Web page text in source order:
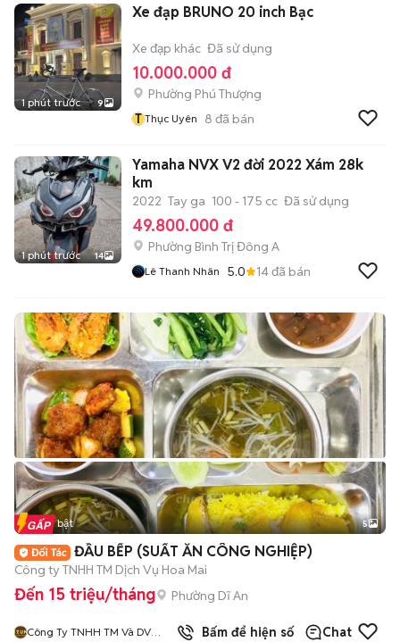
1 phút trước 9
Xe đạp BRUNO 20 inch Bạc
Xe đạp khác Đã sử dụng
10.000.000 đ
Phường Phú Thượng
T Thục Uyên 8 đã bán
1 phút trước 14
Yamaha NVX V2 đời 2022 Xám 28k
km
2022 Tay ga 100 - 175 cc Đã sử dụng
49.800.000 đ
Phường Bình Trị Đông A
Lê Thanh Nhân 5.0 14đã bán
Tin nổi bật 5
ĐẦU BẾP (SUẤT ĂN CÔNG NGHIỆP)
Công ty TNHH TM Dịch Vụ Hoa Mai
Đến 15 triệu/tháng Phường Dĩ An
Công Ty TNHH TM Và DV
Bấm để hiện số Chat